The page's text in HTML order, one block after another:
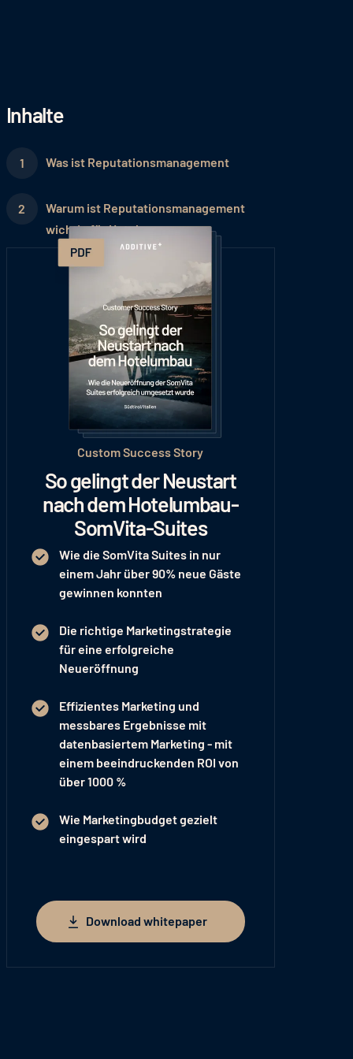
Inhalte
Was ist Reputationsmanagement
Warum ist Reputationsmanagement
wichtig für Hotels
Custom Success Story
So gelingt der Neustart
nach dem Hotelumbau-
SomVita-Suites
Wie die SomVita Suites in nur
einem Jahrüber 90% neue Gäste
gewinnen konnten
Die richtige Marketingstrategie
für eine erfolgreiche
Neueröffnung
Effizientes Marketing und
messbares Ergebnisse mit
datenbasiertem Marketing - mit
einem beeindruckenden ROI von
über 1000 %
Wie Marketingbudget gezielt
eingespartwird
Download whitepaper
Download whitepaper